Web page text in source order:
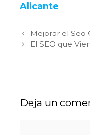
Alicante
Navegación de
Mejorar el Seo
El SEO que
Deja un